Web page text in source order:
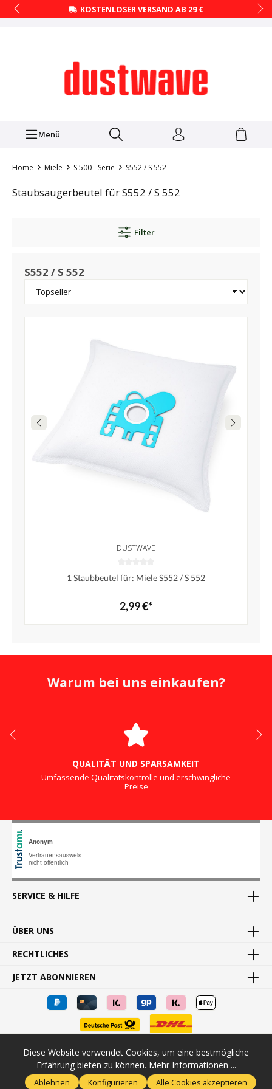
KOSTENLOSER VERSAND AB 29 €
Menü
Home Miele S 500 - Serie S552 / S 552
Staubsaugerbeutel für S552 / S 552
Filter
S552 / S 552
DUSTWAVE
1 Staubbeutel für: Miele S552 / S 552
2,99 €*
Warum bei uns einkaufen?
QUALITÄT UND SPARSAMKEIT
Umfassende Qualitätskontrolle und erschwingliche
Preise
SERVICE & HILFE
ÜBER UNS
RECHTLICHES
JETZT ABONNIEREN
* Alle Preise inkl. gesetzl. Mehrwertsteuer zzgl.Versandkosten
ggf. Nachnahmegebühren, wenn nicht anders angegeben.
Diese Website verwendet Cookies, um eine bestmögliche
Erfahrung bieten zu können. Mehr Informationen ...
Ablehnen Konfigurieren Alle Cookies akzeptieren